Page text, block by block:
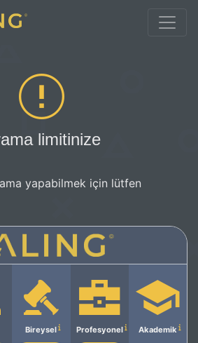
limitinize
yapabilmek için lütfen
Bireysel Profesyonel Akademik